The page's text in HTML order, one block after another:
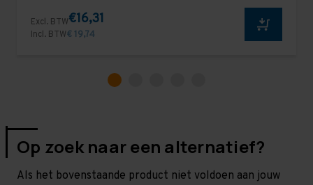
Excl. BTW€16,31
Incl. BTW€ 19,74
Op zoek naar een alternatief?
Als het bovenstaande product niet voldoen aan jouw